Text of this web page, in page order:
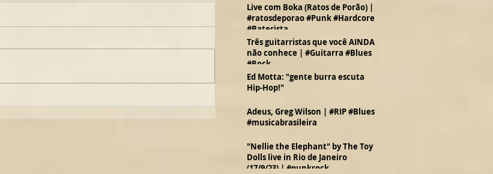
Live com Boka (Ratos de Porão) |
#ratosdeporao #Punk #Hardcore
#Baterista
Três guitarristas que você AINDA
não conhece | #Guitarra #Blues
#Rock
Ed Motta: "gente burra escuta
Hip-Hop!"
Adeus, Greg Wilson | #RIP #Blues
#musicabrasileira
"Nellie the Elephant" by The Toy
Dolls live in Rio de Janeiro
(17/9/23) | #punkrock